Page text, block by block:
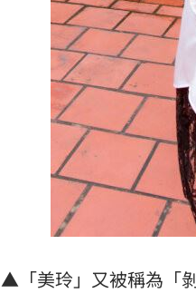
▲「美玲」又被稱為「